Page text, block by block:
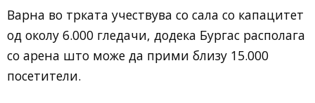
Варна во трката учествува со сала со капацитет
од околу 6.000 гледачи, додека Бургас располага
со арена што може да прими близу 15.000
посетители.